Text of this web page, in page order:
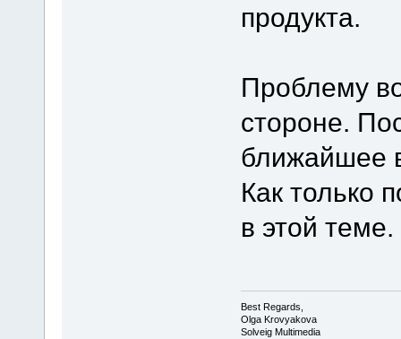
продукта.
Проблему
стороне.
ближайшее
Как только
в этой теме.
Best Regards,
Olga Krovyakova
Solveig Multimedia